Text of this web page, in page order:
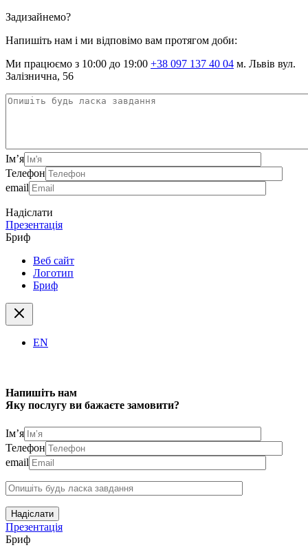
Задизайнемо?
Напишіть нам і ми відповімо вам протягом доби:
Ми працюємо з 10:00 до 19:00 +38 097 137 40 04 м. Львів вул.
Залізнична, 56
Ім’я
Телефон
email
Надіслати
Презентація
Бриф
Веб сайт
Логотип
Бриф
EN
Напишіть нам
Яку послугу ви бажаєте замовити?
Ім’я
Телефон
email
Надіслати
Презентація
Бриф